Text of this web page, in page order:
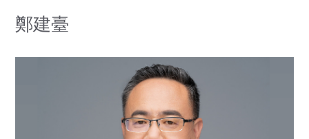
鄭建臺